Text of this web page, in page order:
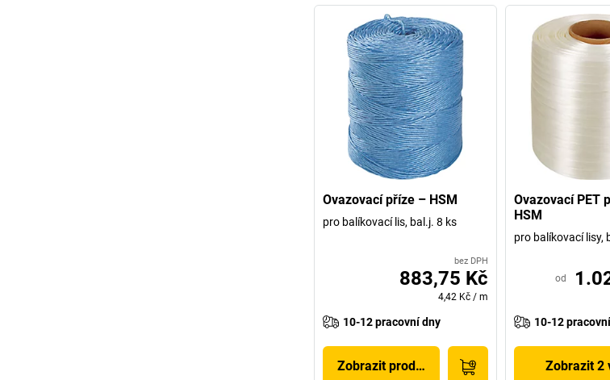
Ovazovací příze – HSM
pro balíkovací lis, bal.j. 8 ks
bez DPH
883,75 Kč
4,42 Kč /m
10-12 pracovní dny
Zobrazit produkt
Ovazovací PET
HSM
pro balíkovací lisy,
od
10-12
Zobrazit 2